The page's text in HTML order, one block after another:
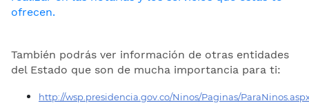
ofrecen.
También podrás ver información de otras entidades
del Estado que son de mucha importancia para ti:
http://wsp.presidencia.gov.co/Ninos/Paginas/